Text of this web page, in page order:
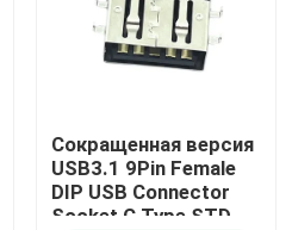
Сокращенная версия
USB3.1 9Pin Female
DIP USB Connector
Socket C Type STD